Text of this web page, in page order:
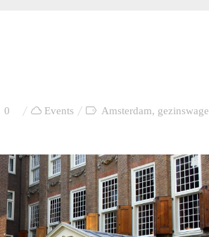
0 Events Amsterdam,